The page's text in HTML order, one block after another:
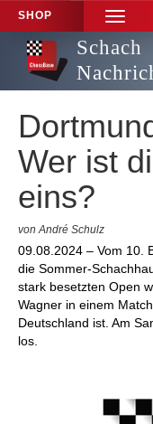
SHOP
TOGGLE
Schach
Wer ist
eins?
von André Schulz
09.08.2024 – Vom 10.
die Sommer-
stark besetzten Open
Wagner in einem
Deutschland ist. Am
los.